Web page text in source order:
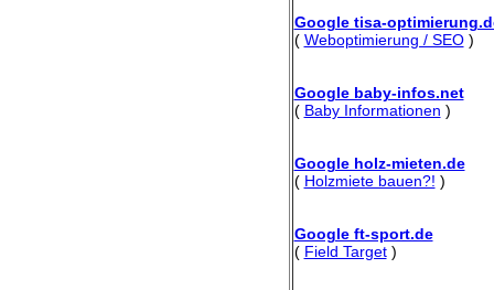
Google tisa-
( Weboptimierung / SEO)
Google baby-infos.net
( Baby Informationen )
Google holz-mieten.de
( Holzmiete bauen?! )
Google ft-sport.de
( Field Target)